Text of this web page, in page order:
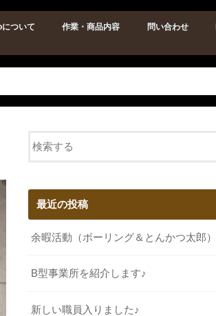
について 作業・商品内容 問い合わせ
最近の投稿
余暇活動（ボーリング＆とんかつ太郎）
B型事業所を紹介します♪
新しい職員入りました♪